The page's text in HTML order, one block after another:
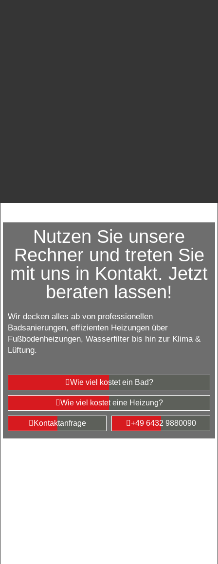
Nutzen Sie unsere
Rechner und treten Sie
mit uns in Kontakt. Jetzt
beraten lassen!
Wir decken alles ab von professionellen
Badsanierungen, effizienten Heizungen über
Fußbodenheizungen, Wasserfilter bis hin zur Klima &
Lüftung.
Wie viel kostet ein Bad?
Wie viel kostet eine Heizung?
Kontaktanfrage +49 6432 9880090